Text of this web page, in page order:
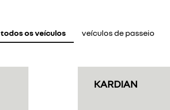
todos os veículos veículos de passeio
KARDIAN